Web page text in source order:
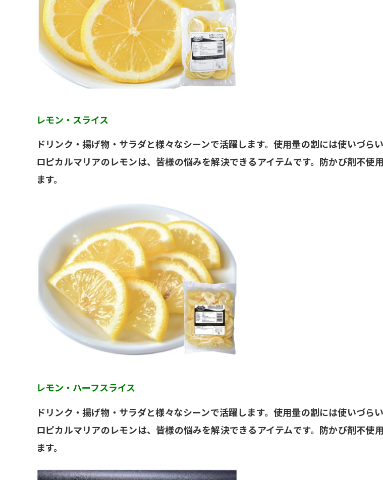
レモン・スライス
ドリンク・揚げ物・サラダと様々なシーンで活躍します。使用量の割には使いづら
ロピカルマリアのレモンは、皆様の悩みを解決できるアイテムです。防かび剤不使
ます。
レモン・ハーフスライス
ドリンク・揚げ物・サラダと様々なシーンで活躍します。使用量の割には使いづら
ロピカルマリアのレモンは、皆様の悩みを解決できるアイテムです。防かび剤不使
ます。